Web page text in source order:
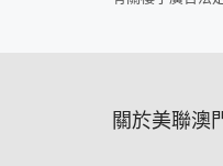
關於美聯澳